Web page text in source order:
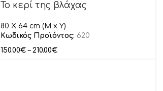
Το κερί της βλάχας
80 X 64 cm (M x Y)
Κωδικός Προϊόντος: 620
150.00€ – 210.00€